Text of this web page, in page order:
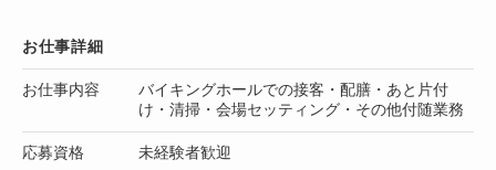
お仕事詳細
お仕事内容
バイキングホールでの接客・配膳・あと片付
け・清掃・会場セッティング・その他付随業務
応募資格 未経験者歓迎